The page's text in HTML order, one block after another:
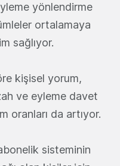
yönlendirme
ortalamaya
sağlıyor.
kişisel yorum,
ve eyleme davet
oranları da artıyor.
sisteminin